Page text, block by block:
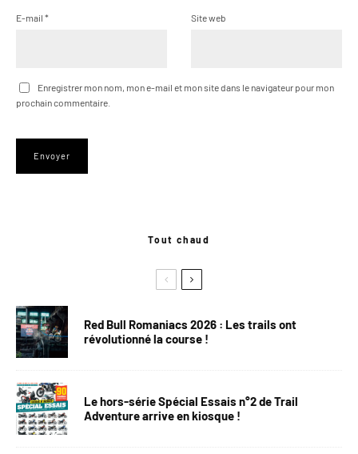
E-mail * Site web
Enregistrer mon nom, mon e-mail et mon site dans le navigateur pour mon
prochain commentaire.
Tout chaud
Red Bull Romaniacs 2026 : Les trails ont
révolutionné la course !
Le hors-série Spécial Essais n°2 de Trail
Adventure arrive en kiosque !